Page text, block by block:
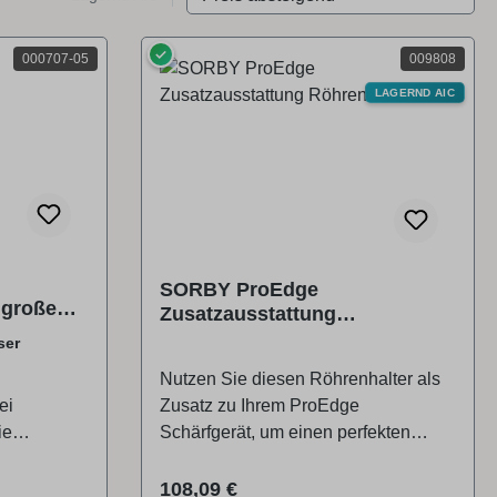
000707-05 009808
✓
LAGERND AIC
SORBY ProEdge
Zusatzausstattung
Nutzen Sie diesen Röhrenhalter als
Zusatz zu Ihrem ProEdge
Schärfgerät, um einen perfekten
Lieferumfang 1 x SORBY
Regulärer Preis:
108,09 €